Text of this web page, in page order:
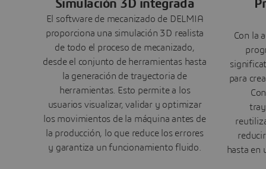
Simulación 3D integrada
El software de mecanizado de DELMIA
proporciona una simulación 3D realista
de todo el proceso de mecanizado,
desde el conjunto de herramientas hasta
la generación de trayectoria de
herramientas. Esto permite a los
usuarios visualizar, validar y optimizar
los movimientos de la máquina antes de
la producción, lo que reduce los errores
y garantiza un funcionamiento fluido.
Con la
para
hasta en